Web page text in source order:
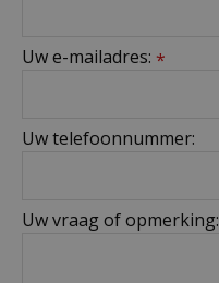
Uw e-mailadres: *
Uw telefoonnummer:
Uw vraag of opmerking: